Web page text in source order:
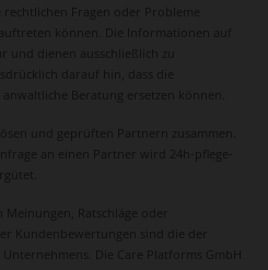
Fragen oder Probleme
können. Die Informationen auf
und dienen ausschließlich zu
darauf hin, dass die
Beratung ersetzen können.
und geprüften Partnern zusammen.
an einen Partner wird 24h-pflege-
Ratschläge oder
Kundenbewertungen sind die der
Die Care Platforms GmbH